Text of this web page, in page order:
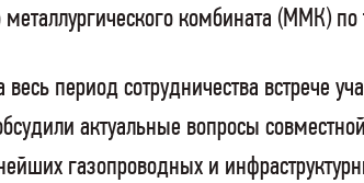
металлургического комбината (ММК)
период сотрудничества встрече
актуальные вопросы
газопроводных и